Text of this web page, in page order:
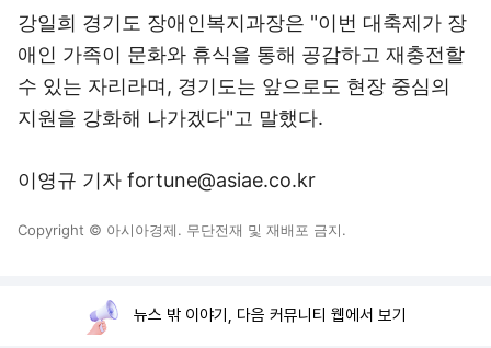
강일희 경기도 장애인복지과장은 "이번 대축제가 장
애인 가족이 문화와 휴식을 통해 공감하고 재충전할
수 있는 자리라며, 경기도는 앞으로도 현장 중심의
지원을 강화해 나가겠다"고 말했다.
이영규 기자 fortune@asiae.co.kr
Copyright © 아시아경제. 무단전재 및 재배포 금지.
뉴스 밖 이야기, 다음 커뮤니티 웹에서 보기